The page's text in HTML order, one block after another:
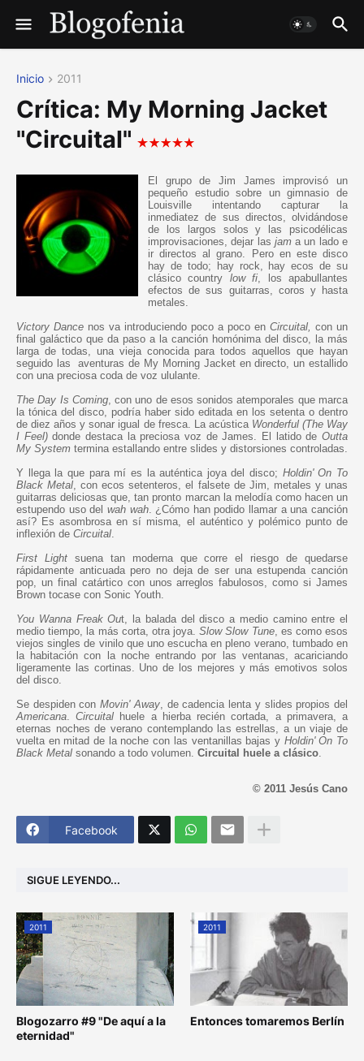
Inicio 2011
Crítica: My Morning Jacket
"Circuital"
El grupo de Jim James improvisó un
pequeño estudio sobre un gimnasio de
Louisville intentando capturar la
inmediatez de sus directos, olvidándose
de los largos solos y las psicodélicas
improvisaciones, dejar las jama un lado e
ir directos al grano. Pero en este disco
hay de todo; hay rock, hay ecos de su
clásico country low fi, los apabullantes
efectos de sus guitarras, coros y hasta
metales.
Victory Dance nos va introduciendo poco a poco en Circuital, con un
final galáctico que da paso a la canción homónima del disco, la más
larga de todas, una vieja conocida para todos aquellos que hayan
seguido las aventuras de My Morning Jacket en directo, un estallido
con una preciosa coda de voz ululante.
The Day Is Coming, con uno de esos sonidos atemporales que marca
la tónica del disco, podría haber sido editada en los setenta o dentro
de diez años y sonar igual de fresca. La acústicaWonderful (The Way
I Feel)donde destaca la preciosa voz de James. El latido deOutta
My System termina estallando entre slides y distorsiones controladas.
Y llega la que para mí es la auténtica joya del disco; Holdin' On To
Black Metal, con ecos setenteros, el falsete de Jim, metales y unas
guitarras deliciosas que, tan pronto marcan la melodía como hacen un
estupendo uso del wah wah. ¿Cómo han podido llamar a una canción
así? Es asombrosa en sí misma, el auténtico y polémico punto de
inflexión de Circuital.
First Lightsuena tan moderna que corre el riesgo de quedarse
rápidamente anticuada pero no deja de ser una estupenda canción
pop, un final catártico con unos arreglos fabulosos, como si James
Brown tocase con Sonic Youth.
You Wanna Freak Out, la balada del disco a medio camino entre el
medio tiempo, la más corta, otra joya.Slow Slow Tune, es como esos
viejos singles de vinilo que uno escucha en pleno verano, tumbado en
la habitación con la noche entrando por las ventanas, acariciando
ligeramente las cortinas. Uno de los mejores y más emotivos solos
del disco.
Se despiden conMovin' Away, de cadencia lenta y slides propios del
Americana.Circuital huele a hierba recién cortada, a primavera, a
eternas noches de verano contemplando las estrellas, a un viaje de
vuelta en mitad de la noche con las ventanillas bajas yHoldin' On To
Black Metal sonando a todo volumen. Circuital huele a clásico.
© 2011 Jesús Cano
Facebook
SIGUE LEYENDO...
2011
Blogozarro #9 "De aquí a la
eternidad"
2011
Entonces tomaremos Berlín